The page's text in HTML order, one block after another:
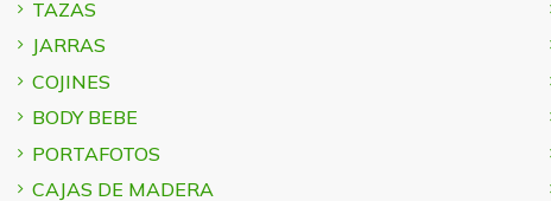
TAZAS
JARRAS
COJINES
BODY BEBE
PORTAFOTOS
CAJAS DE MADERA